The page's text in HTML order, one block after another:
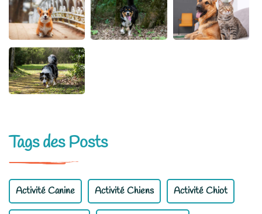
Tags des Posts
Activité Canine Activité Chiens Activité Chiot